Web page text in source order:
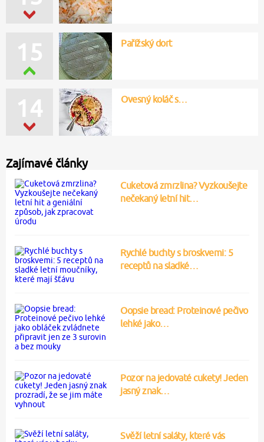
14 Ovesný koláč s…
15 Pařížský dort
Zajímavé články
Cuketová zmrzlina? Vyzkoušejte
nečekaný letní hit…
Rychlé buchty s broskvemi: 5
receptů na sladké…
Oopsie bread: Proteinové pečivo
lehké jako…
Pozor na jedovaté cukety! Jeden
jasný znak…
Svěží letní saláty, které vás